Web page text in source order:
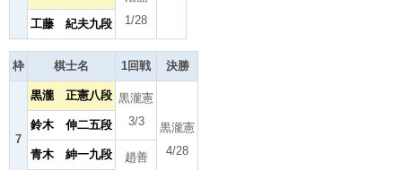
1/28
工藤 紀夫九段
枠 棋士名 1回戦 決勝
7
黒瀧 正憲八段 黒瀧憲
3/3
黒瀧憲
4/28
鈴木 伸二五段
青木 紳一九段
趙善